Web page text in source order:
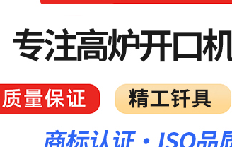
售前/售后服务
服务承诺
连接套
钎尾
配件
液压开铁口机
高炉开口凿岩机
炼钢转炉扩孔器